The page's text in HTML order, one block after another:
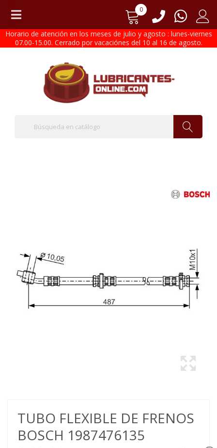
0
Horario de atención en los meses de julio y agosto : lunes-viernes
07.00-15.00. Cerrado por vacaciónes del 10 al 16 de agosto.
TUBO FLEXIBLE DE FRENOS
BOSCH 1987476135